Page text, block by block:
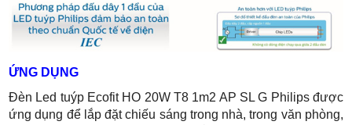
ỨNG DỤNG
Đèn Led tuýp Ecofit HO 20W T8 1m2 AP SL G Philips được
ứng dụng để lắp đặt chiếu sáng trong nhà, trong văn phòng,